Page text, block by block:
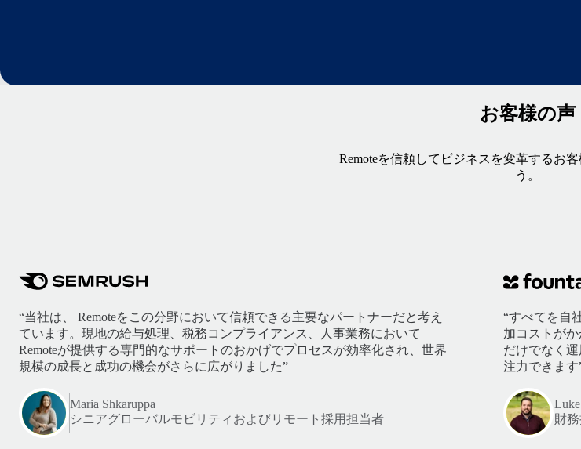
お客様の声
Remoteを信頼してビジネスを変革するお
う。
“当社は、 Remoteをこの分野において信頼できる主要なパートナーだと考え
ています。現地の給与処理、税務コンプライアンス、人事業務において
Remoteが提供する専門的なサポートのおかげでプロセスが効率化され、世界
規模の成長と成功の機会がさらに広がりました”
Maria Shkaruppa
シニアグローバルモビリティおよびリモート採用担当者
“すべてを自
加コストが
だけでなく
注力できます
財